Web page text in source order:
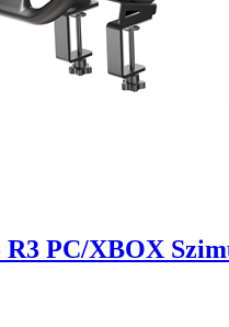
R3 PC/XBOX